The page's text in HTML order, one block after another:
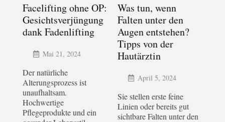
Facelifting ohne OP:
Gesichtsverjüngung
dank Fadenlifting
Mai 21, 2024
Der natürliche
Alterungsprozess ist
unaufhaltsam.
Hochwertige
Pflegeprodukte und ein
Was tun, wenn
Falten unter den
Augen entstehen?
Tipps von der
Hautärztin
April 5, 2024
Sie stellen erste feine
Linien oder bereits gut
sichtbare Falten unter den